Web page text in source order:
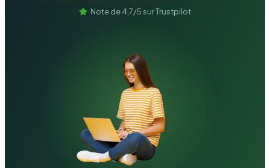
Note de 4,7/5 sur Trustpilot